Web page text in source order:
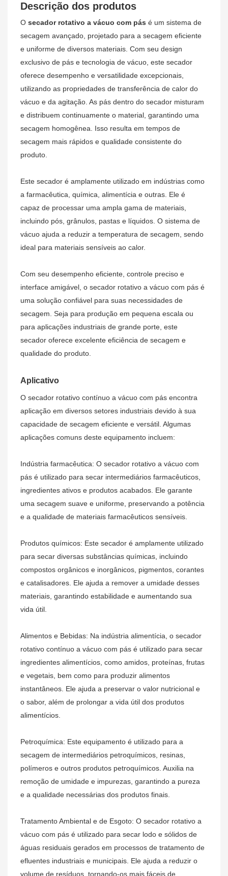
Descrição dos produtos
O secador rotativo a vácuo com pás é um sistema de
secagem avançado, projetado para a secagem eficiente
e uniforme de diversos materiais. Com seu design
exclusivo de pás e tecnologia de vácuo, este secador
oferece desempenho e versatilidade excepcionais,
utilizando as propriedades de transferência de calor do
vácuo e da agitação. As pás dentro do secador misturam
e distribuem continuamente o material, garantindo uma
secagem homogênea. Isso resulta em tempos de
secagem mais rápidos e qualidade consistente do
produto.
Este secador é amplamente utilizado em indústrias como
a farmacêutica, química, alimentícia e outras. Ele é
capaz de processar uma ampla gama de materiais,
incluindo pós, grânulos, pastas e líquidos. O sistema de
vácuo ajuda a reduzir a temperatura de secagem, sendo
ideal para materiais sensíveis ao calor.
Com seu desempenho eficiente, controle preciso e
interface amigável, o secador rotativo a vácuo com pás é
uma solução confiável para suas necessidades de
secagem. Seja para produção em pequena escala ou
para aplicações industriais de grande porte, este
secador oferece excelente eficiência de secagem e
qualidade do produto.
Aplicativo
O secador rotativo contínuo a vácuo com pás encontra
aplicação em diversos setores industriais devido à sua
capacidade de secagem eficiente e versátil. Algumas
aplicações comuns deste equipamento incluem:
Indústria farmacêutica: O secador rotativo a vácuo com
pás é utilizado para secar intermediários farmacêuticos,
ingredientes ativos e produtos acabados. Ele garante
uma secagem suave e uniforme, preservando a potência
e a qualidade de materiais farmacêuticos sensíveis.
Produtos químicos: Este secador é amplamente utilizado
para secar diversas substâncias químicas, incluindo
compostos orgânicos e inorgânicos, pigmentos, corantes
e catalisadores. Ele ajuda a remover a umidade desses
materiais, garantindo estabilidade e aumentando sua
vida útil.
Alimentos e Bebidas: Na indústria alimentícia, o secador
rotativo contínuo a vácuo com pás é utilizado para secar
ingredientes alimentícios, como amidos, proteínas, frutas
e vegetais, bem como para produzir alimentos
instantâneos. Ele ajuda a preservar o valor nutricional e
o sabor, além de prolongar a vida útil dos produtos
alimentícios.
Petroquímica: Este equipamento é utilizado para a
secagem de intermediários petroquímicos, resinas,
polímeros e outros produtos petroquímicos. Auxilia na
remoção de umidade e impurezas, garantindo a pureza
e a qualidade necessárias dos produtos finais.
Tratamento Ambiental e de Esgoto: O secador rotativo a
vácuo com pás é utilizado para secar lodo e sólidos de
águas residuais gerados em processos de tratamento de
efluentes industriais e municipais. Ele ajuda a reduzir o
volume de resíduos, tornando-os mais fáceis de